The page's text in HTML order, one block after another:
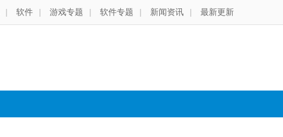
| 软件 | 游戏专题 | 软件专题 | 新闻资讯 | 最新更新